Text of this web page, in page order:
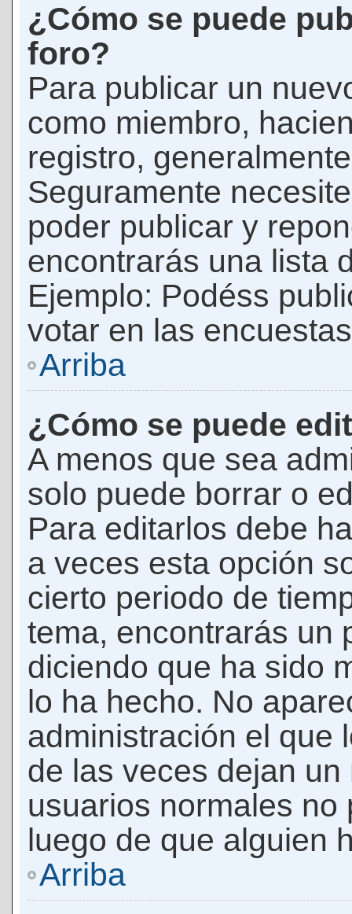
¿Cómo se puede
foro?
Para publicar un
como miembro,
registro,
Seguramente
poder publicar y
encontrarás una lista
Ejemplo: Podéss
votar en las
Arriba
¿Cómo se puede
A menos que sea
solo puede borrar o
Para editarlos debe
a veces esta opción
cierto periodo de
tema, encontrarás un
diciendo que ha sido
lo ha hecho. No
administración el que
de las veces dejan
usuarios normales
luego de que alguien
Arriba